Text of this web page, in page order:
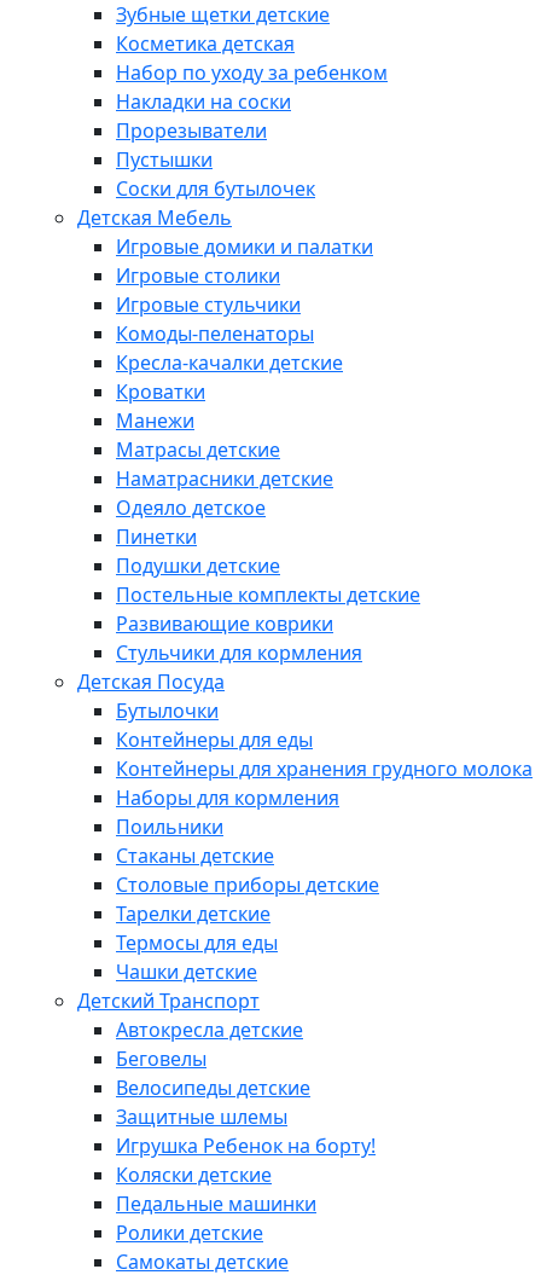
Зубные щетки детские
Косметика детская
Набор по уходу за ребенком
Накладки на соски
Прорезыватели
Пустышки
Соски для бутылочек
Детская Мебель
Игровые домики и палатки
Игровые столики
Игровые стульчики
Комоды-пеленаторы
Кресла-качалки детские
Кроватки
Манежи
Матрасы детские
Наматрасники детские
Одеяло детское
Пинетки
Подушки детские
Постельные комплекты детские
Развивающие коврики
Стульчики для кормления
Детская Посуда
Бутылочки
Контейнеры для еды
Контейнеры для хранения грудного молока
Наборы для кормления
Поильники
Стаканы детские
Столовые приборы детские
Тарелки детские
Термосы для еды
Чашки детские
Детский Транспорт
Автокресла детские
Беговелы
Велосипеды детские
Защитные шлемы
Игрушка Ребенок на борту!
Коляски детские
Педальные машинки
Ролики детские
Самокаты детские